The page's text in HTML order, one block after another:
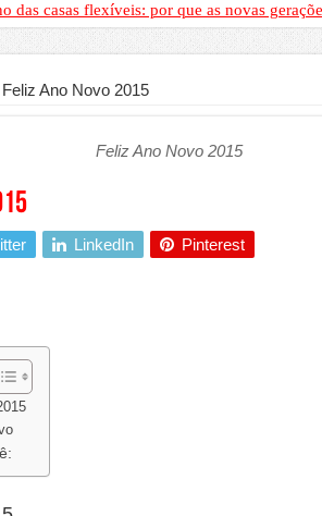
das casas flexíveis: por que as novas
ou VPS: como saber a hora certa de
melhor empresa de transfer passeios e
dos trabalhadores desconfia dos canais
ganha força no Brasil com a
a referência nacional: como Jaque Rosa
decisão estratégica: como usar dados e
em energia limpa chega para brasileiros:
produto e percepção do consumidor: como
Feliz Ano Novo 2015
Feliz Ano Novo 2015
LinkedIn Pinterest